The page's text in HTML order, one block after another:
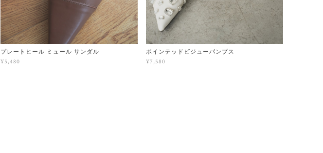
プレートヒール ミュール サンダル
¥5,480
ポインテッドビジューパンプス
¥7,580